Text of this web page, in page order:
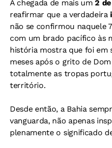
A chegada de mais um2
reafirmar que a verdadeira
não se confirmou naquele
com um brado pacífico às
história mostra que foi em
meses após o grito de
totalmente as tropas
território.
Desde então, a Bahia
vanguarda, não apenas
plenamente o significado